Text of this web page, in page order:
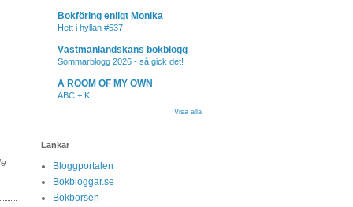
Bokföring enligt Monika
Hett i hyllan #537
Västmanländskans bokblogg
Sommarblogg 2026 - så gick det!
A ROOM OF MY OWN
ABC + K
Visa alla
Länkar
Bloggportalen
Bokbloggar.se
Bokbörsen